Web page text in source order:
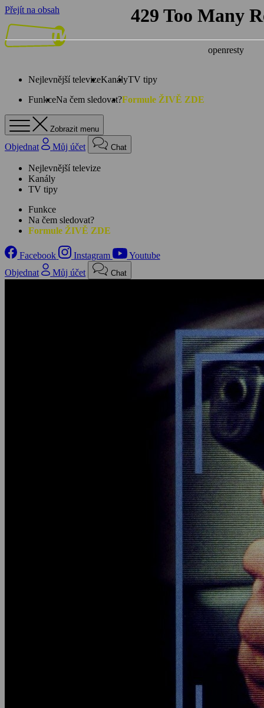
Přejít na obsah
Nejlevnější televizeKanályTV tipy
FunkceNa čem sledovat?Formule ŽIVĚ ZDE
Zobrazit menu
Objednat Můj účet Chat
Nejlevnější televize
Kanály
TV tipy
Funkce
Na čem sledovat?
Formule ŽIVĚ ZDE
Facebook Instagram
Youtube
Objednat
Můj účet Chat